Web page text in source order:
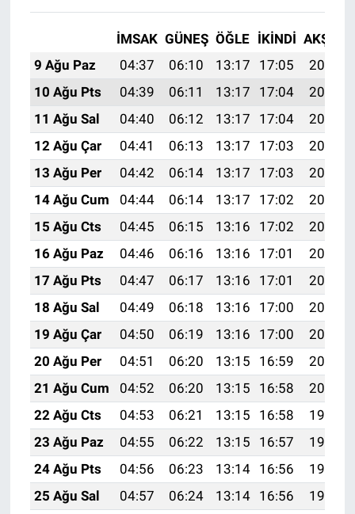
İMSAK GÜNEŞ ÖĞLE İKINDI AKŞAM
9 Ağu Paz
04:37 06:10 13:17 17:05
20:15
10 Ağu Pts
04:39 06:11 13:17 17:04
20:14
11 Ağu Sal
04:40 06:12 13:17 17:04
20:12
12 Ağu Çar
04:41 06:13 13:17 17:03
20:11
13 Ağu Per
04:42 06:14 13:17 17:03
20:10
14 Ağu Cum
04:44 06:14 13:17 17:02
20:09
15 Ağu Cts
04:45 06:15 13:16 17:02
20:08
16 Ağu Paz
04:46 06:16 13:16 17:01
20:06
17 Ağu Pts
04:47 06:17 13:16 17:01
20:05
18 Ağu Sal
04:49 06:18 13:16 17:00
20:04
19 Ağu Çar
04:50 06:19 13:16 17:00
20:02
20 Ağu Per
04:51 06:20 13:15 16:59
20:01
21 Ağu Cum
04:52 06:20 13:15 16:58
20:00
22 Ağu Cts
04:53 06:21 13:15 16:58
19:58
23 Ağu Paz
04:55 06:22 13:15 16:57
19:57
24 Ağu Pts
04:56 06:23 13:14 16:56
19:56
25 Ağu Sal
04:57 06:24 13:14 16:56
19:54